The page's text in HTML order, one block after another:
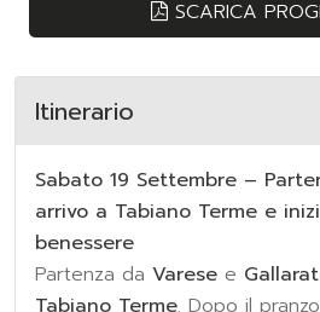
SCARICA
Itinerario
Sabato 19 Settembre –
arrivo a Tabiano Terme e
benessere
Partenza da Varese e
Tabiano Terme. Dopo il